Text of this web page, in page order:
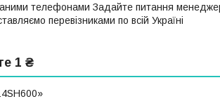
телефонами Задайте питання
перевізниками по всій Україні
1 ₴